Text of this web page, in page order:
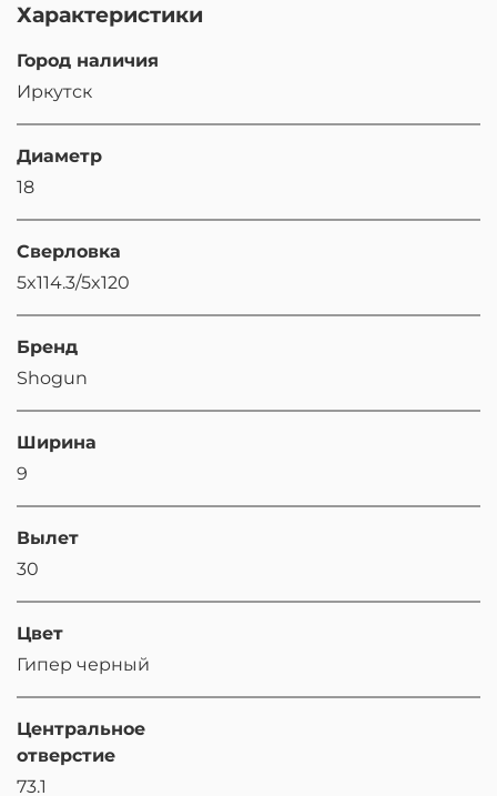
Характеристики
Город наличия
Иркутск
Диаметр
18
Сверловка
5x114.3/5x120
Бренд
Shogun
Ширина
9
Вылет
30
Цвет
Гипер черный
Центральное
отверстие
73.1